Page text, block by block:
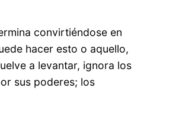
convirtiéndose en
hacer esto o aquello,
a levantar, ignora los
sus poderes; los